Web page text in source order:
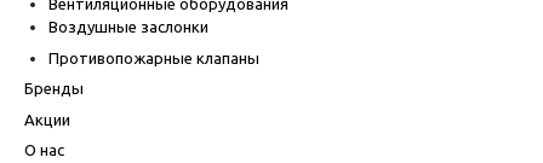
Вентиляционные оборудования
Воздушные заслонки
Противопожарные клапаны
Бренды
Акции
О нас